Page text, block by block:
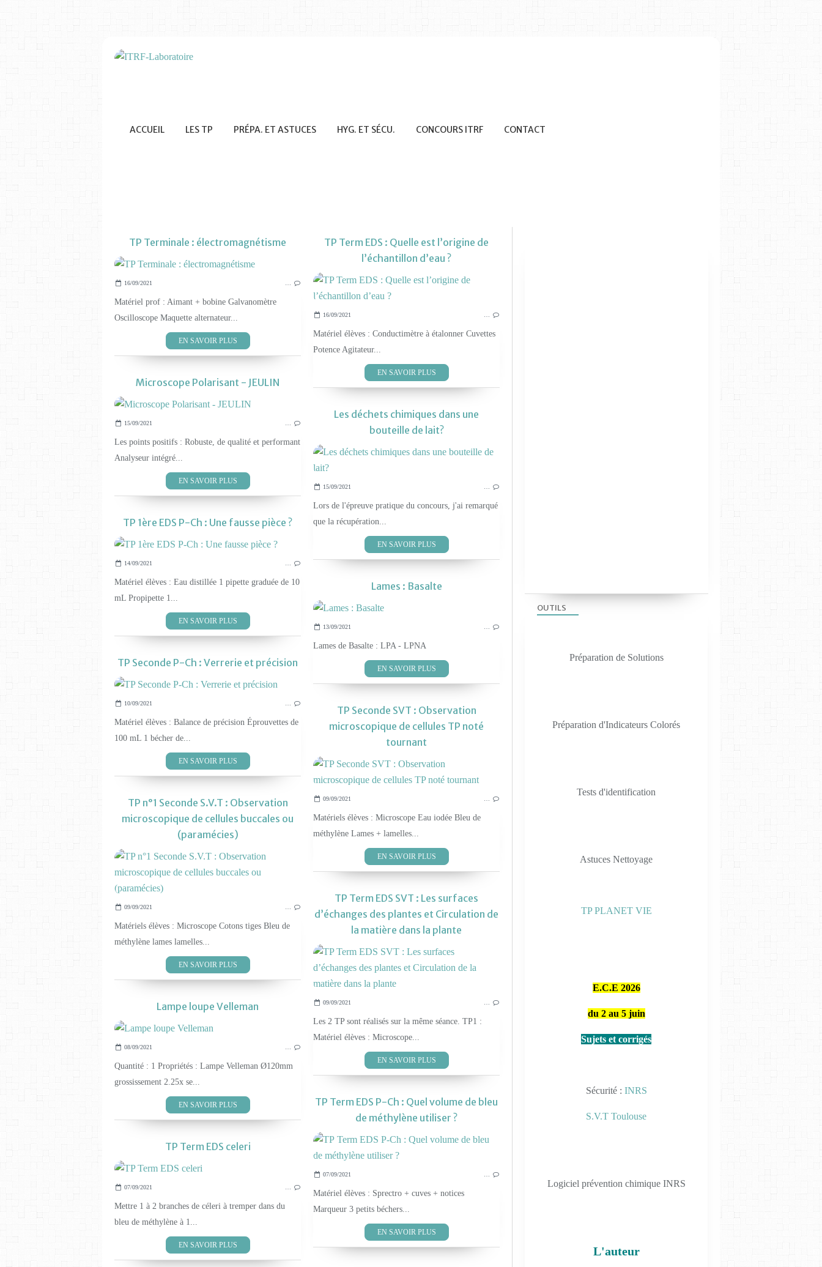
ACCUEIL LES TP PRÉPA. ET ASTUCES HYG. ET SÉCU. CONCOURS ITRF CONTACT
TP Terminale : électromagnétisme
16/09/2021
Matériel prof : Aimant + bobine Galvanomètre
Oscilloscope Maquette alternateur...
EN SAVOIR PLUS
TP Term EDS : Quelle est l’origine de
l’échantillon d’eau ?
16/09/2021
Matériel élèves : Conductimètre à étalonner Cuvettes
Potence Agitateur...
EN SAVOIR PLUS
Microscope Polarisant - JEULIN
TEST MATÉRIEL
15/09/2021
Les points positifs : Robuste, de qualité et performant
Analyseur intégré...
EN SAVOIR PLUS
Les déchets chimiques dans une
bouteille de lait?
15/09/2021
Lors de l'épreuve pratique du concours, j'ai remarqué
que la récupération...
EN SAVOIR PLUS
TP 1ère EDS P-Ch : Une fausse pièce ?
LES TP PHYS-CHIM 2019
14/09/2021
Matériel élèves : Eau distillée 1 pipette graduée de 10
mL Propipette 1...
EN SAVOIR PLUS
Lames : Basalte
13/09/2021
Lames de Basalte : LPA - LPNA
EN SAVOIR PLUS
TP Seconde P-Ch : Verrerie et précision
LES TP PHYS-CHIM 2019
10/09/2021
Matériel élèves : Balance de précision Éprouvettes de
100 mL 1 bécher de...
EN SAVOIR PLUS
TP Seconde SVT : Observation
microscopique de cellules TP noté
tournant
09/09/2021
Matériels élèves : Microscope Eau iodée Bleu de
méthylène Lames + lamelles...
EN SAVOIR PLUS
TP n°1 Seconde S.V.T : Observation
microscopique de cellules buccales ou
(paramécies)
09/09/2021
Matériels élèves : Microscope Cotons tiges Bleu de
méthylène lames lamelles...
EN SAVOIR PLUS
TP Term EDS SVT : Les surfaces
d’échanges des plantes et Circulation de
la matière dans la plante
09/09/2021
Les 2 TP sont réalisés sur la même séance. TP1 :
Matériel élèves : Microscope...
EN SAVOIR PLUS
Lampe loupe Velleman
TEST MATÉRIEL
08/09/2021
Quantité : 1 Propriétés : Lampe Velleman Ø120mm
grossissement 2.25x se...
EN SAVOIR PLUS
TP Term EDS P-Ch : Quel volume de bleu
de méthylène utiliser ?
07/09/2021
Matériel élèves : Sprectro + cuves + notices
Marqueur 3 petits béchers...
EN SAVOIR PLUS
TP Term EDS celeri
07/09/2021
Mettre 1 à 2 branches de céleri à tremper dans du
bleu de méthylène à 1...
EN SAVOIR PLUS
OUTILS
Préparation de Solutions
Préparation d'Indicateurs Colorés
Tests d'identification
Astuces Nettoyage
TP PLANET VIE
E.C.E 2026
du 2 au 5 juin
Sujets et corrigés
Sécurité : INRS
S.V.T Toulouse
Logiciel prévention chimique INRS
L'auteur